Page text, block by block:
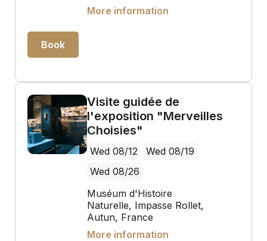
More information
Book
Visite guidée de
l'exposition "Merveilles
Choisies"
Wed 08/12
Wed 08/19
Wed 08/26
Muséum d'Histoire
Naturelle, Impasse Rollet,
Autun, France
More information